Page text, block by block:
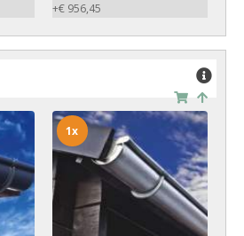
+€ 956,45
1x